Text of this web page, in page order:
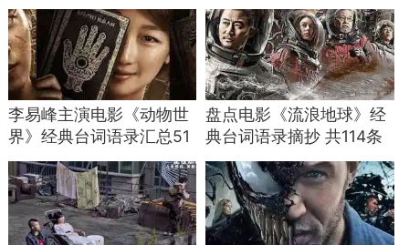
.《将进酒》选句——人生不设限，及时行乐
“人生得意须尽欢。”
不必对明天焦虑太多，今日开心最重要。
偶尔放松，享受生活的小美好。
李易峰主演电影《动物世
界》经典台词语录汇总51
条
盘点电影《流浪地球》经
典台词语录摘抄 共114条
名句